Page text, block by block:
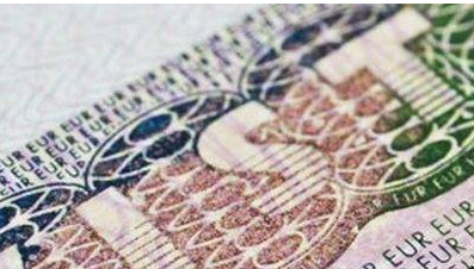
MODELLO A-BIS FLUSSI 2025 GRANDI ANZIANI E DISABILI
FLUSSI 2025 LE QUOTE PER TIPOLOGIE DI LAVORO
BONUS NASCITE 2025 ANCHE PER STRANIERI
| RICONGIUNGIMENTO FAMILIARE, FLUSSI E ASILO: IL DECRETO LEGGE 11